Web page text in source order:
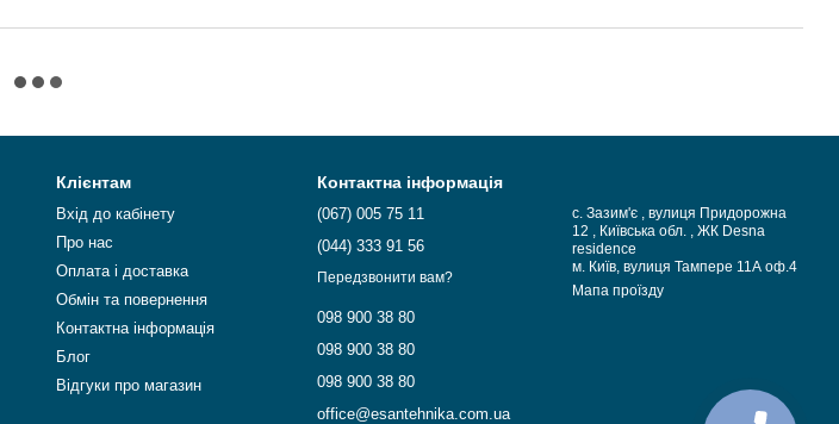
Клієнтам
Вхід до кабінету
Про нас
Оплата і доставка
Обмін та повернення
Контактна інформація
Блог
Відгуки про магазин
Контактна інформація
(067) 005 75 11
(044) 333 91 56
Передзвонити вам?
098 900 38 80
098 900 38 80
098 900 38 80
office@esantehnika.com.ua
с. Зазим'є , вулиця Придорожна
12 , Київська обл. , ЖК Desna
residence
м. Київ, вулиця Тампере 11А оф.4
Мапа проїзду